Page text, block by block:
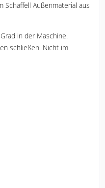
Schaffell Außenmaterial aus
in der Maschine.
schließen. Nicht im